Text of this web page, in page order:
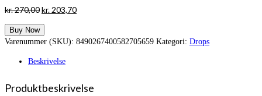
kr.270,00Den
pris
var:
kr. 203,70Den
er:
Buy Now
Varenummer (SKU): 8490267400582705659 Kategori: Drops
Beskrivelse
Produktbeskrivelse